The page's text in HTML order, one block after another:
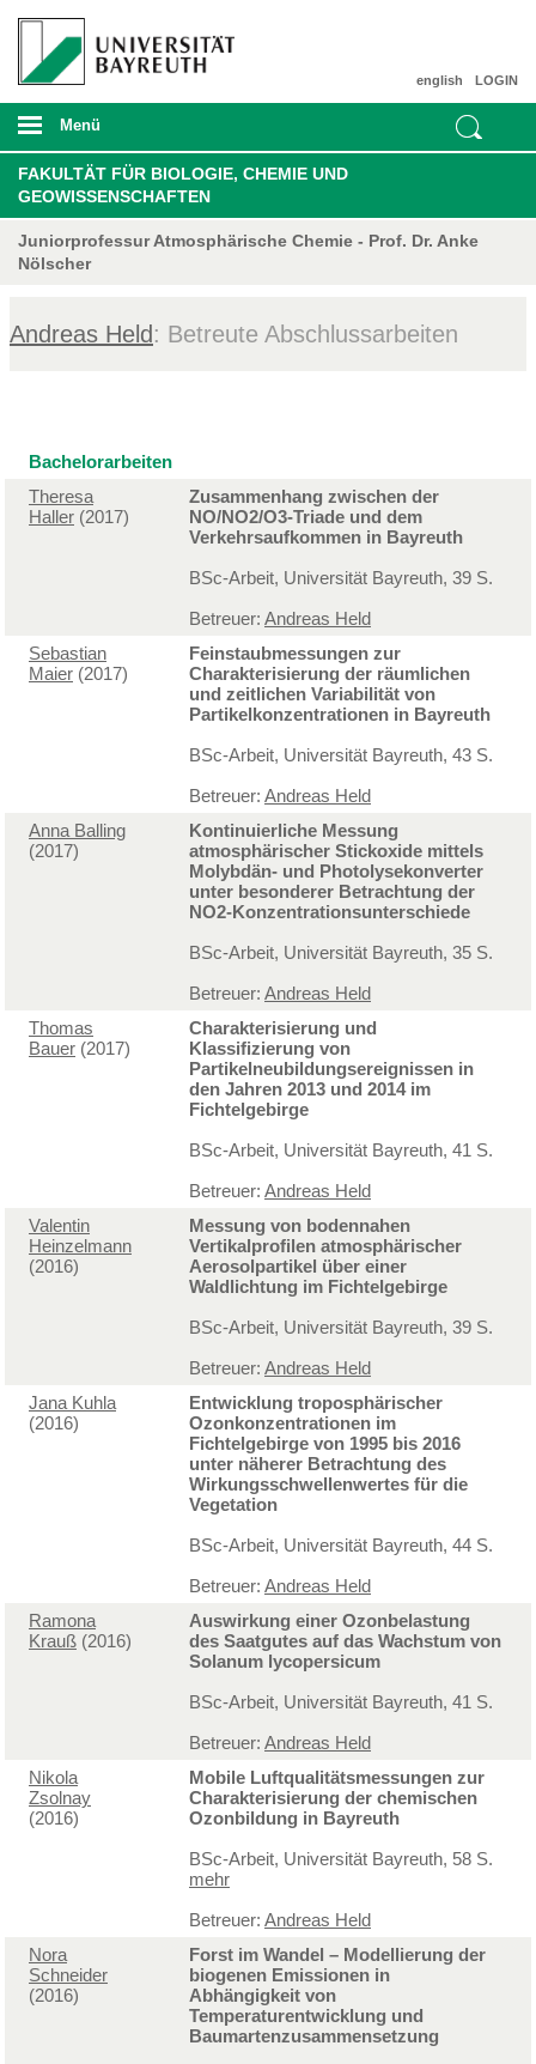
LOGIN
english
Menü
FAKULTÄT FÜR BIOLOGIE, CHEMIE UND
GEOWISSENSCHAFTEN
Juniorprofessur Atmosphärische Chemie - Prof. Dr. Anke
Nölscher
Andreas Held : Betreute Abschlussarbeiten
Bachelorarbeiten
Theresa
Haller (2017)
Zusammenhang zwischen der
NO/NO2/O3-Triade und dem
Verkehrsaufkommen in Bayreuth
BSc-Arbeit, Universität Bayreuth, 39 S.
Betreuer: Andreas Held
Sebastian
Maier (2017)
Feinstaubmessungen zur
Charakterisierung der räumlichen
und zeitlichen Variabilität von
Partikelkonzentrationen in Bayreuth
BSc-Arbeit, Universität Bayreuth, 43 S.
Betreuer: Andreas Held
Anna Balling
(2017)
Kontinuierliche Messung
atmosphärischer Stickoxide mittels
Molybdän- und Photolysekonverter
unter besonderer Betrachtung der
NO2-Konzentrationsunterschiede
BSc-Arbeit, Universität Bayreuth, 35 S.
Betreuer: Andreas Held
Thomas
Bauer (2017)
Charakterisierung und
Klassifizierung von
Partikelneubildungsereignissen in
den Jahren 2013 und 2014 im
Fichtelgebirge
BSc-Arbeit, Universität Bayreuth, 41 S.
Betreuer: Andreas Held
Valentin
Heinzelmann
(2016)
Messung von bodennahen
Vertikalprofilen atmosphärischer
Aerosolpartikel über einer
Waldlichtung im Fichtelgebirge
BSc-Arbeit, Universität Bayreuth, 39 S.
Betreuer: Andreas Held
Jana Kuhla
(2016)
Entwicklung troposphärischer
Ozonkonzentrationen im
Fichtelgebirge von 1995 bis 2016
unter näherer Betrachtung des
Wirkungsschwellenwertes für die
Vegetation
BSc-Arbeit, Universität Bayreuth, 44 S.
Betreuer: Andreas Held
Ramona
Krauß (2016)
Auswirkung einer Ozonbelastung
des Saatgutes auf das Wachstum von
Solanum lycopersicum
BSc-Arbeit, Universität Bayreuth, 41 S.
Betreuer: Andreas Held
Nikola
Zsolnay
(2016)
Mobile Luftqualitätsmessungen zur
Charakterisierung der chemischen
Ozonbildung in Bayreuth
BSc-Arbeit, Universität Bayreuth, 58 S.
mehr
Betreuer: Andreas Held
Nora
Schneider
(2016)
Forst im Wandel – Modellierung der
biogenen Emissionen in
Abhängigkeit von
Temperaturentwicklung und
Baumartenzusammensetzung